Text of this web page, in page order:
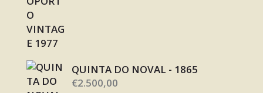
QUINTA DO NOVAL - 1865
€2.500,00